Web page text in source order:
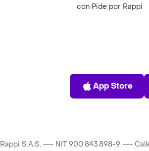
con Pide por Rappi
App Store
App Store
Rappi S.A.S. --- NIT 900.843.898-9 ---